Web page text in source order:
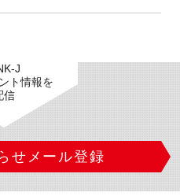
J
ト情報を
信
せメール登録